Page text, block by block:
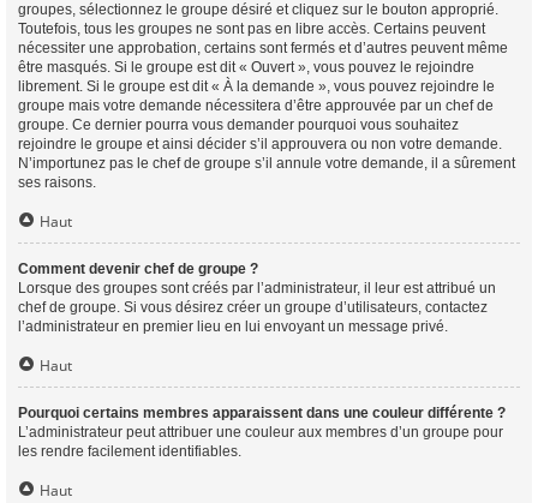
groupes, sélectionnez le groupe désiré et cliquez sur le bouton approprié.
Toutefois, tous les groupes ne sont pas en libre accès. Certains peuvent
nécessiter une approbation, certains sont fermés et d’autres peuvent même
être masqués. Si le groupe est dit « Ouvert », vous pouvez le rejoindre
librement. Si le groupe est dit « À la demande », vous pouvez rejoindre le
groupe mais votre demande nécessitera d’être approuvée par un chef de
groupe. Ce dernier pourra vous demander pourquoi vous souhaitez
rejoindre le groupe et ainsi décider s’il approuvera ou non votre demande.
N’importunez pas le chef de groupe s’il annule votre demande, il a sûrement
ses raisons.
Haut
Comment devenir chef de groupe ?
Lorsque des groupes sont créés par l’administrateur, il leur est attribué un
chef de groupe. Si vous désirez créer un groupe d’utilisateurs, contactez
l’administrateur en premier lieu en lui envoyant un message privé.
Haut
Pourquoi certains membres apparaissent dans une couleur différente ?
L’administrateur peut attribuer une couleur aux membres d’un groupe pour
les rendre facilement identifiables.
Haut